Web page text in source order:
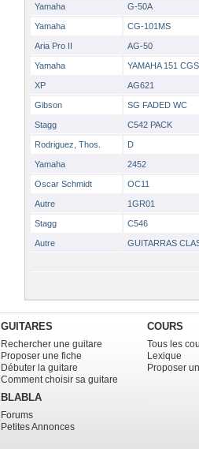
Yamaha G-50A
Yamaha CG-101MS
Aria Pro II AG-50
Yamaha YAMAHA 151 CGS
XP AG621
Gibson SG FADED WC
Stagg C542 PACK
Rodriguez, Thos. D
Yamaha 2452
Oscar Schmidt OC11
Autre 1GR01
Stagg C546
Autre GUITARRAS
GUITARES
Rechercher une guitare
Proposer une fiche
Débuter la guitare
Comment choisir sa guitare
BLABLA
Forums
Petites Annonces
COURS
Tous les
Lexique
Proposer